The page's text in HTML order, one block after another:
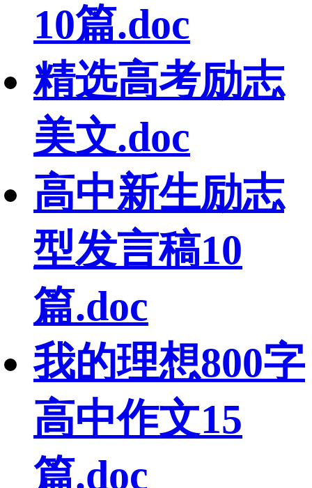
10篇.doc
精选高考励志
美文.doc
高中新生励志
型发言稿10
篇.doc
我的理想800字
高中作文15
篇.doc